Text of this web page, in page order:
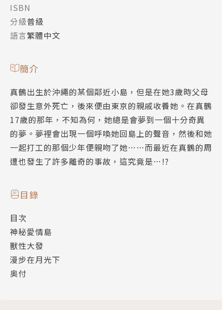
ISBN
分級普級
語言繁體中文
簡介
真鶴出生於沖繩的某個鄰近小島，但是在她3歲時父母
卻發生意外死亡，後來便由東京的親戚收養她。在真鶴
17歲的那年，不知為何，她總是會夢到一個十分奇異
的夢。夢裡會出現一個呼喚她回島上的聲音，然後和她
一起打工的那個少年便親吻了她……而最近在真鶴的周
遭也發生了許多離奇的事故，這究竟是…!?
目錄
目次
神秘愛情島
獸性大發
漫步在月光下
奥付